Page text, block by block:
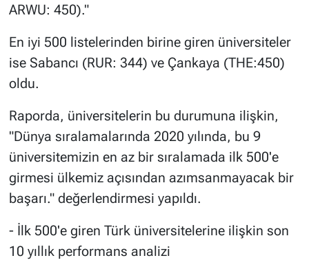
ARWU: 450)."
En iyi 500 listelerinden birine giren üniversiteler
ise Sabancı (RUR: 344) ve Çankaya (THE:450)
oldu.
Raporda, üniversitelerin bu durumuna ilişkin,
"Dünya sıralamalarında 2020 yılında, bu 9
üniversitemizin en az bir sıralamada ilk 500'e
girmesi ülkemiz açısından azımsanmayacak bir
başarı." değerlendirmesi yapıldı.
- İlk 500'e giren Türk üniversitelerine ilişkin son
10 yıllık performans analizi